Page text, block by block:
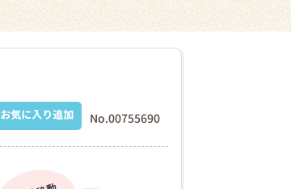
No.00755690
お気に入り追加